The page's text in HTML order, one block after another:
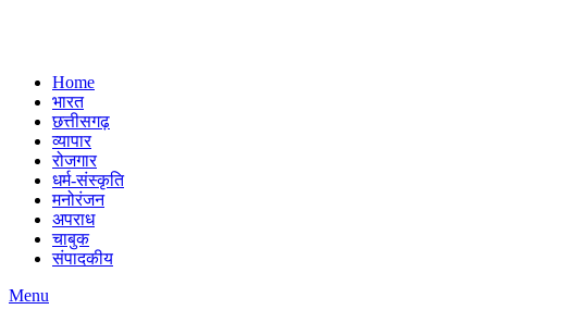
Home
भारत
छत्तीसगढ़
व्यापार
रोजगार
धर्म-संस्कृति
मनोरंजन
अपराध
चाबुक
संपादकीय
Menu